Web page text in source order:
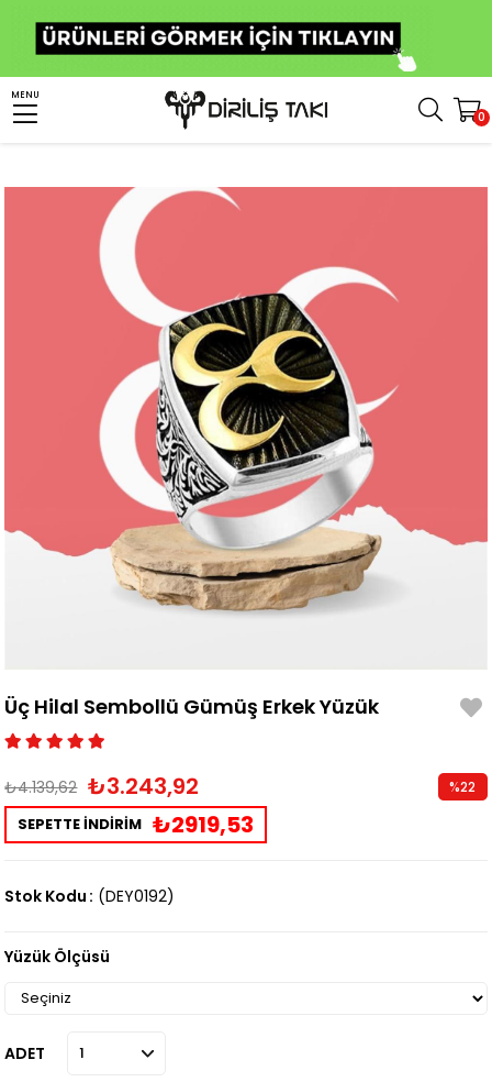
MENU
0
Erkek Gümüş Yüzük
Üç Hilal Sembollü Gümüş Erkek Yüzük
Üç Hilal Sembollü Gümüş Erkek Yüzük
₺4.139,62 ₺3.243,92
SEPETTE İNDİRİM ₺2919,53
%22
Stok Kodu (DEY0192)
Yüzük Ölçüsü
ADET